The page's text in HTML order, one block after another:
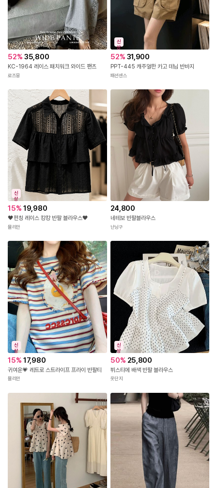
52% 35,800
KC-1964 레이스 패치워크 와이드 팬츠
로즈몽
신
상
52% 31,900
PPT-445 캐주얼한 카고 데님 반바지
패션센스
신
상
15% 19,980
🖤펀칭 레이스 캉캉 반팔 블라우스🖤
뮬리안
24,800
네테보 반팔블라우스
난닝구
신
상
15% 17,980
귀여운💗 레트로 스트라이프 프라이 반팔티
뮬리안
신
상
50% 25,800
뷔스티에 배색 반팔 블라우스
옷단지